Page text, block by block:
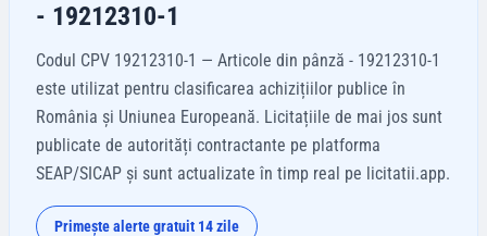
- 19212310-1
Codul CPV 19212310-1 — Articole din pânză - 19212310-1
este utilizat pentru clasificarea achizițiilor publice în
România și Uniunea Europeană. Licitațiile de mai jos sunt
publicate de autorități contractante pe platforma
SEAP/SICAP și sunt actualizate în timp real pe licitatii.app.
Primește alerte gratuit 14 zile